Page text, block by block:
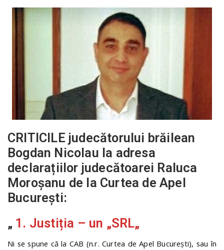
CRITICILE judecătorului brăilean
Bogdan Nicolau la adresa
declarațiilor judecătoarei Raluca
Moroșanu de la Curtea de Apel
București:
„ 1. Justiția – un „SRL„
Ni se spune că la CAB (n.r. Curtea de Apel București), sau în